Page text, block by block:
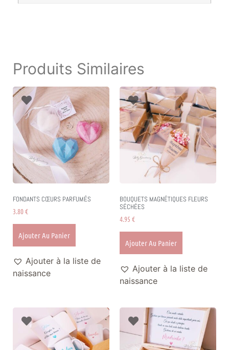
Produits Similaires
FONDANTS CŒURS PARFUMÉS
3.80€
Ajouter Au Panier
Ajouter à la liste de
naissance
BOUQUETS MAGNÉTIQUES FLEURS
SÉCHÉES
4.95 €
Ajouter Au Panier
Ajouter à la liste de
naissance